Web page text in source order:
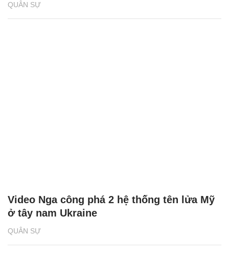
QUÂN SỰ
QUÂN SỰ
Video Nga công phá 2 hệ thống tên lửa Mỹ
ở tây nam Ukraine